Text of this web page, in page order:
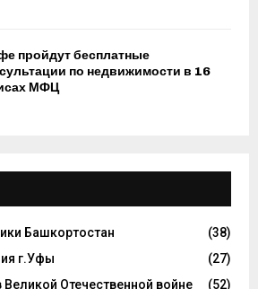
пройдут бесплатные
по недвижимости в 16
МФЦ
Башкортостан
(38)
г.Уфы
(27)
Отечественной войне
(52)